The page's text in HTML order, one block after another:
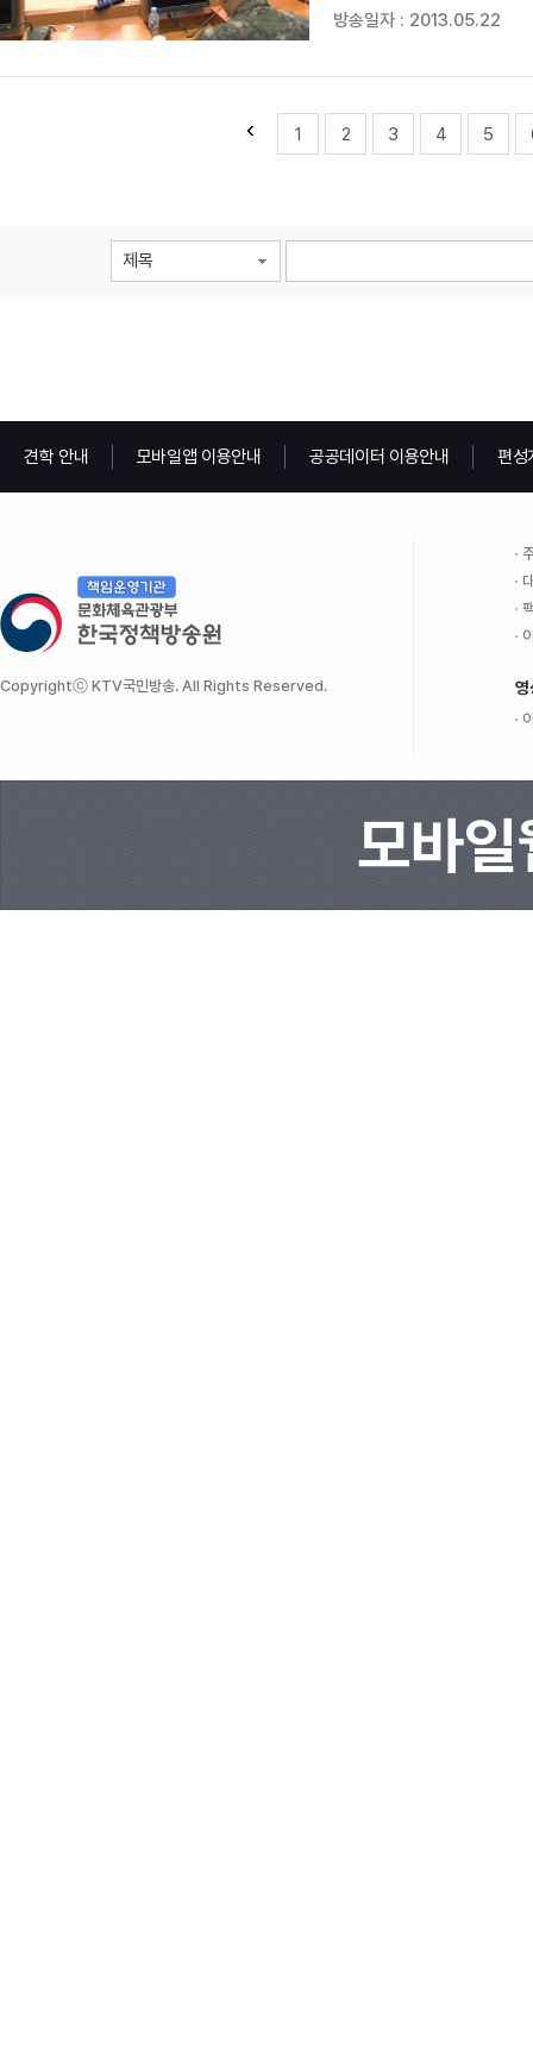
박성욱 기자입니다. 우리나
방송일자 : 2013.05.22
1 2 3 4 5
제목
견학 안내 모바일앱 이용안내 공공데이터 이용안내 편성
Copyrightⓒ KTV국민방송. All Rights Reserved. 영
모바